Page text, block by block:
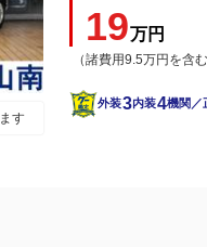
す
19万円
（諸費用9.5万円を含む
外装3内装4機関／